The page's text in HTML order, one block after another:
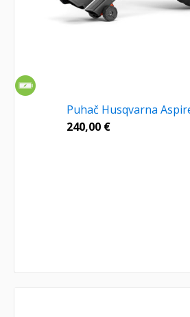
Puhač Husqvarna
240,00 €